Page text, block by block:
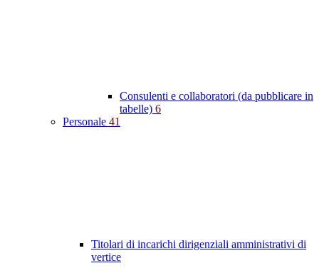
Consulenti e collaboratori (da pubblicare in
tabelle) 6
Personale 41
Titolari di incarichi dirigenziali amministrativi di
vertice